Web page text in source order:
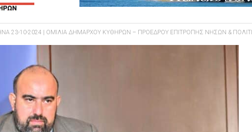
23-10-2024 | ΟΜΙΛΙΑ ΔΗΜΑΡΧΟΥ ΚΥΘΗΡΩΝ – ΠΡΟΕΔΡΟΥ ΕΠΙΤΡΟΠΗΣ ΝΗΣΩΝ &